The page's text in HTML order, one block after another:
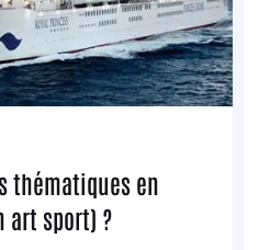
thématiques en
art sport) ?